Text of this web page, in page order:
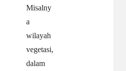
Misalny
a
wilayah
vegetasi,
dalam